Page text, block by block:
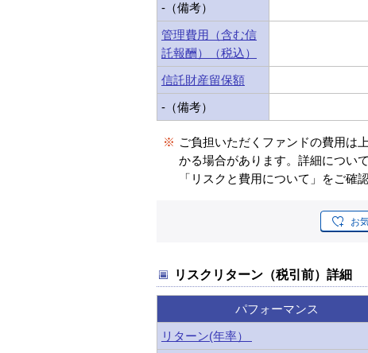
-（備考）
管理費用（含む信
託報酬）（税込）
信託財産留保額
-（備考）
※ ご負担いただくファンドの費用は
かる場合があります。詳細につい
「リスクと費用について」をご確
お
リスクリターン（税引前）詳細
パフォーマンス
リターン(年率）